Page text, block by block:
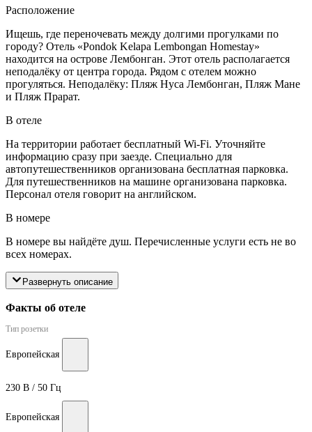
Расположение
Ищешь, где переночевать между долгими прогулками по
городу? Отель «Pondok Kelapa Lembongan Homestay»
находится на острове Лембонган. Этот отель располагается
неподалёку от центра города. Рядом с отелем можно
прогуляться. Неподалёку: Пляж Нуса Лембонган, Пляж Мане
и Пляж Прарат.
В отеле
На территории работает бесплатный Wi-Fi. Уточняйте
информацию сразу при заезде. Специально для
автопутешественников организована бесплатная парковка.
Для путешественников на машине организована парковка.
Персонал отеля говорит на английском.
В номере
В номере вы найдёте душ. Перечисленные услуги есть не во
всех номерах.
Развернуть описание
Факты об отеле
Тип розетки
Европейская
230 В / 50 Гц
Европейская